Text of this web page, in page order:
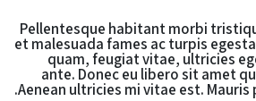
Pellentesque habitant morbi
et malesuada fames ac turpis
quam, feugiat vitae, ultricies
ante. Donec eu libero sit amet
Aenean ultricies mi vitae est.